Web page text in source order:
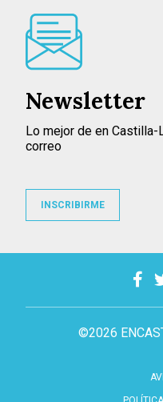
©2026
Newsletter
Lo mejor de en Castilla-
correo
INSCRIBIRME